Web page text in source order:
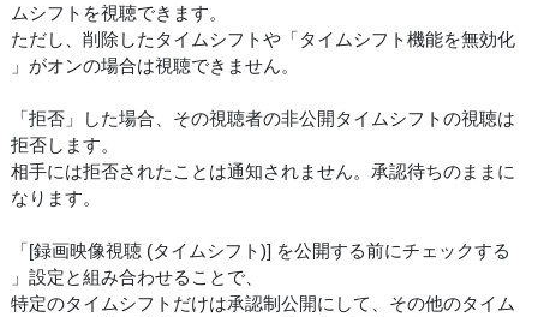
ムシフトを視聴できます。
ただし、削除したタイムシフトや「タイムシフト機能を無効化
」がオンの場合は視聴できません。
「拒否」した場合、その視聴者の非公開タイムシフトの視聴は
拒否します。
相手には拒否されたことは通知されません。承認待ちのままに
なります。
「[録画映像視聴 (タイムシフト)] を公開する前にチェックする
」設定と組み合わせることで、
特定のタイムシフトだけは承認制公開にして、その他のタイム